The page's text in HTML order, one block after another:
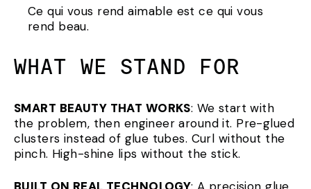
Ce qui vous rend aimable est ce qui vous
rend beau.
WHAT WE STAND FOR
SMART BEAUTY THAT WORKS: We start with
the problem, then engineer around it. Pre-glued
clusters instead of glue tubes. Curl without the
pinch. High-shine lips without the stick.